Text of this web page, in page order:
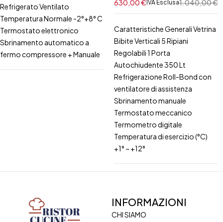
Refrigerato Ventilato
Temperatura Normale -2°+8° C
Termostato elettronico
Sbrinamento automatico a
fermo compressore + Manuale
1.040,00€
630,00€ IVA Esclusa
Caratteristiche Generali Vetrina
Bibite Verticali 5 Ripiani
Regolabili 1 Porta
Autochiudente 350 Lt
Refrigerazione Roll-Bond con
ventilatore di assistenza
Sbrinamento manuale
Termostato meccanico
Termometro digitale
Temperatura di esercizio (°C)
+1° ~ +12°
INFORMAZIONI
CHI SIAMO